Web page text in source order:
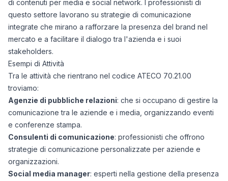
di contenuti per media e social network. I professionisti di
questo settore lavorano su strategie di comunicazione
integrate che mirano a rafforzare la presenza del brand nel
mercato e a facilitare il dialogo tra l'azienda e i suoi
stakeholders.
Esempi di Attività
Tra le attività che rientrano nel codice ATECO 70.21.00
troviamo:
Agenzie di pubbliche relazioni: che si occupano di gestire la
comunicazione tra le aziende e i media, organizzando eventi
e conferenze stampa.
Consulenti di comunicazione: professionisti che offrono
strategie di comunicazione personalizzate per aziende e
organizzazioni.
Social media manager: esperti nella gestione della presenza